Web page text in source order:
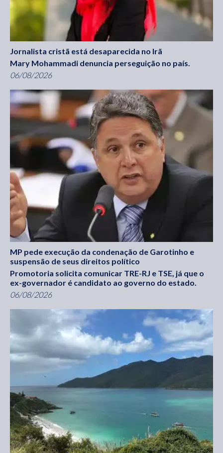
Jornalista cristã está desaparecida no Irã
Mary Mohammadi denuncia perseguição no país.
06/08/2026
MP pede execução da condenação de Garotinho e
suspensão de seus direitos político
Promotoria solicita comunicar TRE-RJ e TSE, já que o
ex-governador é candidato ao governo do estado.
06/08/2026